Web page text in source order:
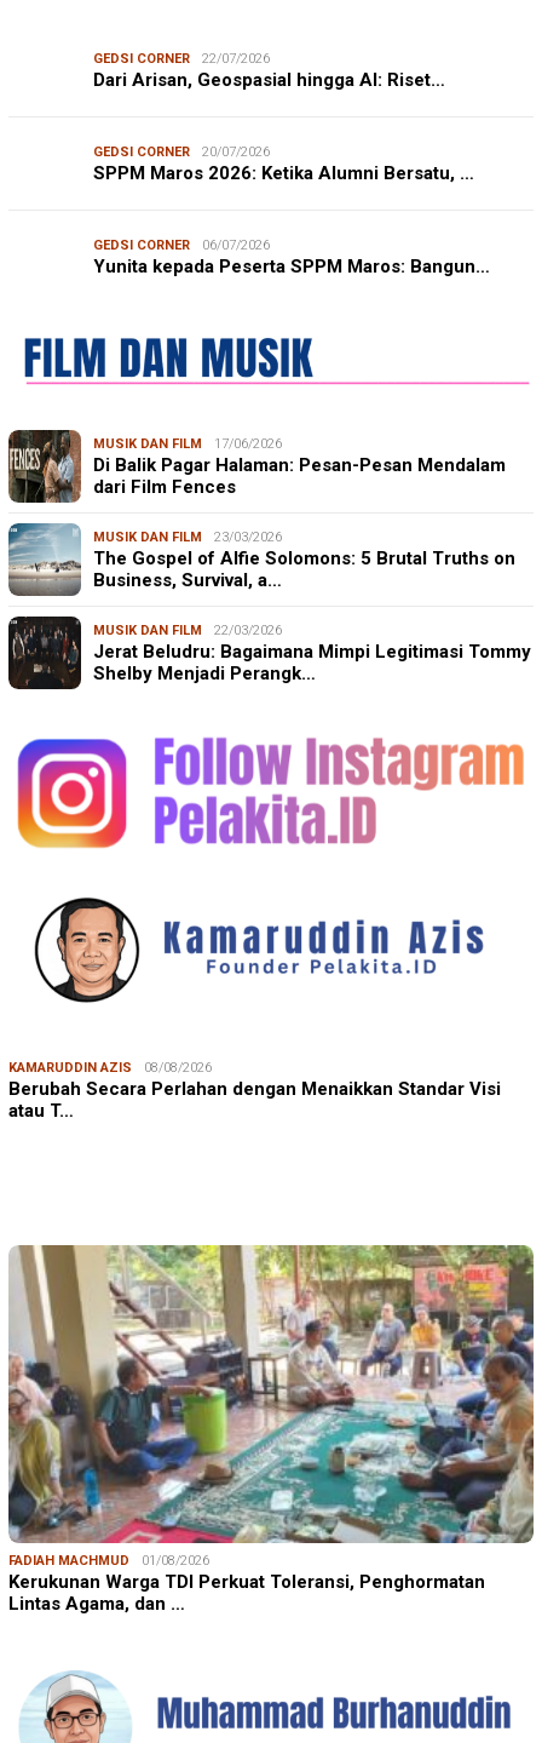
GEDSI CORNER 22/07/2026
Dari Arisan, Geospasial hingga AI: Riset…
GEDSI CORNER 20/07/2026
SPPM Maros 2026: Ketika Alumni Bersatu, …
GEDSI CORNER 06/07/2026
Yunita kepada Peserta SPPM Maros: Bangun…
MUSIK DAN FILM 17/06/2026
Di Balik Pagar Halaman: Pesan-Pesan Mendalam
dari Film Fences
MUSIK DAN FILM 23/03/2026
The Gospel of Alfie Solomons: 5 Brutal Truths on
Business, Survival, a…
MUSIK DAN FILM 22/03/2026
Jerat Beludru: Bagaimana Mimpi Legitimasi Tommy
Shelby Menjadi Perangk…
KAMARUDDIN AZIS 08/08/2026
Berubah Secara Perlahan dengan Menaikkan Standar Visi
atau T…
FADIAH MACHMUD 01/08/2026
Kerukunan Warga TDI Perkuat Toleransi, Penghormatan
Lintas Agama, dan …